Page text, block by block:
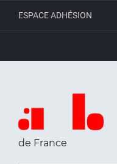
ESPACE ADHÉSION
de France